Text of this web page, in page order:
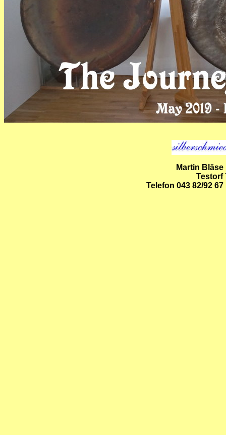
Martin Bläse
Testorf
Telefon 043 82/92 67